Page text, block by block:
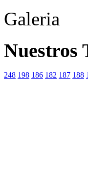
Galeria
Nuestros
248 198 186 182 187 188